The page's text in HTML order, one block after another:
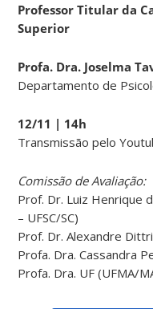
Professor Titular da
Superior
Profa. Dra. Joselma
Departamento de
12/11 | 14h
Transmissão pelo
Comissão de Avaliação:
Prof. Dr. Luiz Henrique
– UFSC/SC)
Prof. Dr. Alexandre
Profa. Dra. Cassandra
Profa. Dra. UF (UFMA/